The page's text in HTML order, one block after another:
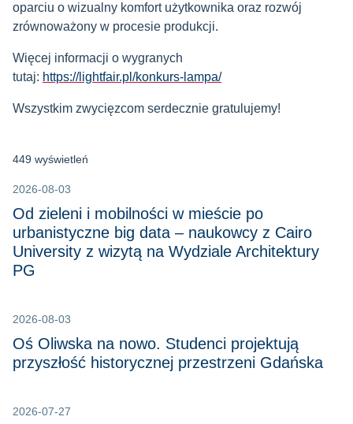
oparciu o wizualny komfort użytkownika oraz rozwój
zrównoważony w procesie produkcji.
Więcej informacji o wygranych
tutaj: https://lightfair.pl/konkurs-lampa/
Wszystkim zwycięzcom serdecznie gratulujemy!
449 wyświetleń
2026-08-03
Od zieleni i mobilności w mieście po
urbanistyczne big data – naukowcy z Cairo
University z wizytą na Wydziale Architektury
PG
2026-08-03
Oś Oliwska na nowo. Studenci projektują
przyszłość historycznej przestrzeni Gdańska
2026-07-27